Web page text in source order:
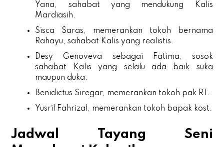
Yana, sahabat yang mendukung Kalis
Mardiasih.
Sisca Saras, memerankan tokoh bernama
Rahayu, sahabat Kalis yang realistis.
Desy Genoveva sebagai Fatima, sosok
sahabat Kalis yang selalu ada baik suka
maupun duka.
Benidictus Siregar, memerankan tokoh pak RT.
Yusril Fahrizal, memerankan tokoh bapak kost.
Jadwal Tayang Seni